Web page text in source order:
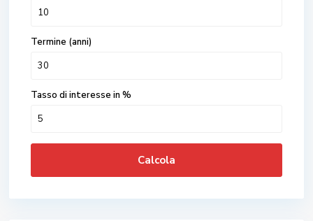
Termine (anni)
Tasso di interesse in %
Calcola